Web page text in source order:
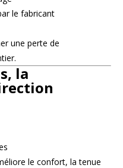
le fabricant
une perte de
la
le confort, la tenue